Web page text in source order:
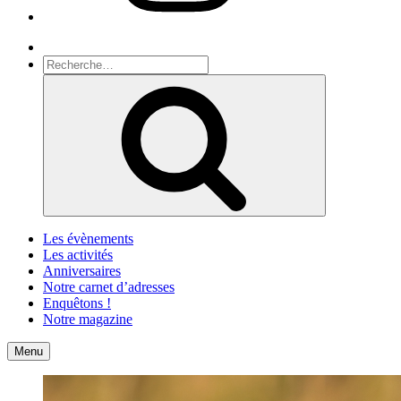
Recherche
pour
Les évènements
Les activités
Anniversaires
Notre carnet d’adresses
Enquêtons !
Notre magazine
Accueil
Menu Contact